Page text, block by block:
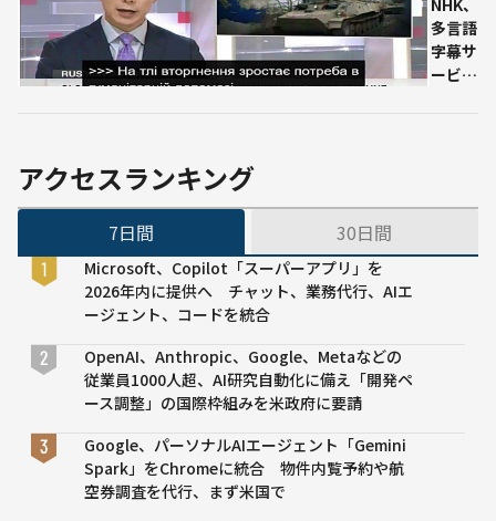
調査
結果
リッ
クコ
メン
度に
る国
NHK、
多言語
字幕サ
ービス
問題が
アクセスランキング
7日間 30日間
Microsoft、Copilot「スーパーアプリ」を
2026年内に提供へ チャット、業務代行、AIエ
ージェント、コードを統合
OpenAI、Anthropic、Google、Metaなどの
従業員1000人超、AI研究自動化に備え「開発ペ
ース調整」の国際枠組みを米政府に要請
Google、パーソナルAIエージェント「Gemini
Spark」をChromeに統合 物件内覧予約や航
空券調査を代行、まず米国で